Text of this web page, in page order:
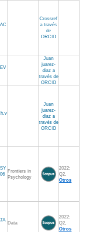
Crossref
a través
de
ORCID
Juan
juarez-
diaz a
través de
ORCID
Juan
juarez-
diaz a
través de
ORCID
Frontiers in
Psychology
2022:
Q2,
Otros
Data
2022:
Q2,
Otros